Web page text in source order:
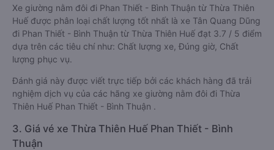
Xe giường nằm đôi đi Phan Thiết - Bình Thuận từ Thừa Thiên
Huế được phân loại chất lượng tốt nhất là xe Tân Quang Dũng
đi Phan Thiết - Bình Thuận từ Thừa Thiên Huế đạt 3.7 / 5 điểm
dựa trên các tiêu chí như: Chất lượng xe, Đúng giờ, Chất
lượng phục vụ.
Đánh giá này được viết trực tiếp bởi các khách hàng đã trải
nghiệm dịch vụ của các hãng xe giường nằm đôi đi Thừa
Thiên Huế Phan Thiết - Bình Thuận .
3. Giá vé xe Thừa Thiên Huế Phan Thiết - Bình
Thuận